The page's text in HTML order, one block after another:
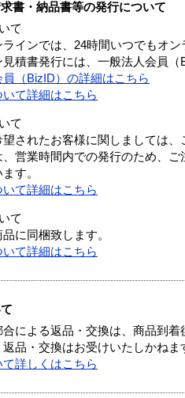
書・納品書等の発行について
て
インでは、24時間いつでもオ
積書発行には、一般法人会員（
（BizID）の詳細はこちら
いて詳細はこちら
て
されたお客様に関しましては、
、営業時間内での発行のため、
す。
て詳細はこちら
て
に同梱致します。
て詳細はこちら
合による返品・交換は、商品到
品・交換はお受けいたしかねま
詳しくはこちら